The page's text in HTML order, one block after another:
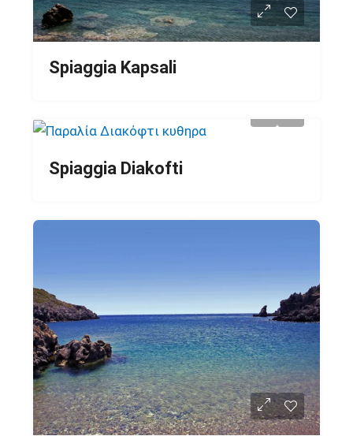
Spiaggia Kapsali
Spiaggia Diakofti